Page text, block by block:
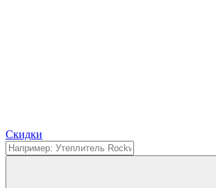
Cкидки